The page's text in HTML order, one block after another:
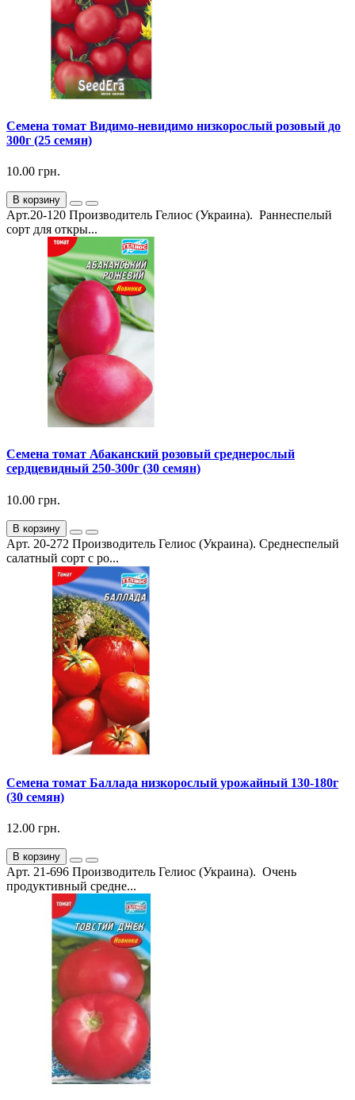
Семена томат Видимо-невидимо низкорослый розовый до
300г (25 семян)
10.00 грн.
В корзину
Арт.20-120 Производитель Гелиос (Украина). Раннеспелый
сорт для откры...
Семена томат Абаканский розовый среднерослый
сердцевидный 250-300г (30 семян)
10.00 грн.
В корзину
Арт. 20-272 Производитель Гелиос (Украина). Среднеспелый
салатный сорт с ро...
Семена томат Баллада низкорослый урожайный 130-180г
(30 семян)
12.00 грн.
В корзину
Арт. 21-696 Производитель Гелиос (Украина). Очень
продуктивный средне...